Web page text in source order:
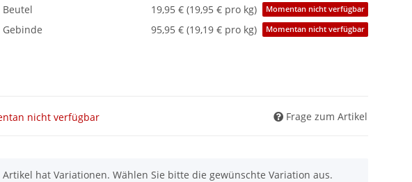
Beutel 19,95 € (19,95 € pro kg) Momentan nicht verfügbar
Gebinde 95,95 € (19,19 € pro kg) Momentan nicht verfügbar
nicht verfügbar Frage zum Artikel
Artikel hat Variationen. Wählen Sie bitte die gewünschte Variation aus.